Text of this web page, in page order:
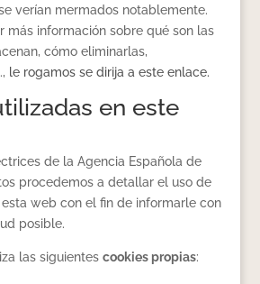
verían mermados notablemente.
más información sobre qué son las
cómo eliminarlas,
le rogamos se dirija a este enlace.
en este
de la Agencia Española de
procedemos a detallar el uso de
web con el fin de informarle con
posible.
las siguientes cookies propias: